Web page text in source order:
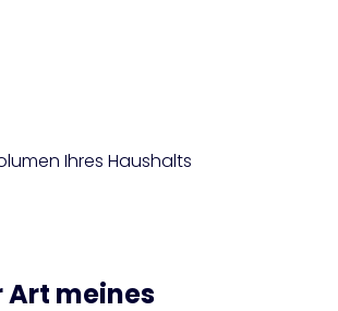
Ihres Haushalts
Art meines